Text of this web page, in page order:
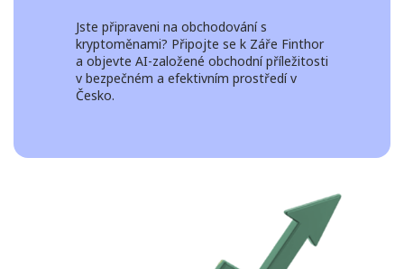
Jste připraveni na obchodování s
kryptoměnami? Připojte se k Záře Finthor
a objevte AI-založené obchodní příležitosti
v bezpečném a efektivním prostředí v
Česko.